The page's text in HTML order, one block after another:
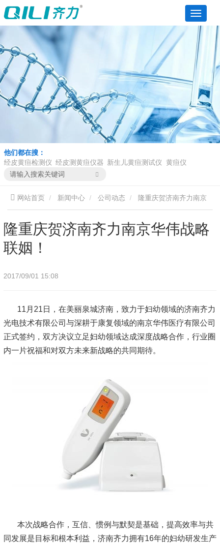
他们都在搜：
经皮黄疸检测仪 经皮测黄疸仪器 新生儿黄疸测试仪 黄疸仪
网站首页 新闻中心 公司动态
华伟战略联姻！
隆重庆贺济南齐力南京华伟战略
联姻！
2017/09/01 15:08
11月21日，在美丽泉城济南，致力于妇幼领域的济南齐力
光电技术有限公司与深耕于康复领域的南京华伟医疗有限公司
正式签约，双方决议立足妇幼领域达成深度战略合作，行业圈
内一片祝福和对双方未来新战略的共同期待。
本次战略合作，互信、惯例与默契是基础，提高效率与共
同发展是目标和根本利益，济南齐力拥有16年的妇幼研发生产